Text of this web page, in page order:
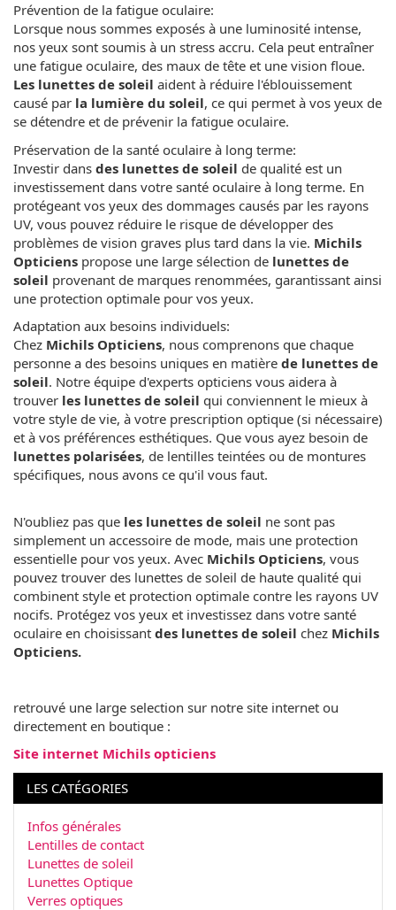
Prévention de la fatigue oculaire:
Lorsque nous sommes exposés à une luminosité intense,
nos yeux sont soumis à un stress accru. Cela peut entraîner
une fatigue oculaire, des maux de tête et une vision floue.
Les lunettes de soleil aident à réduire l'éblouissement
causé par la lumière du soleil, ce qui permet à vos yeux de
se détendre et de prévenir la fatigue oculaire.
Préservation de la santé oculaire à long terme:
Investir dans des lunettes de soleil de qualité est un
investissement dans votre santé oculaire à long terme. En
protégeant vos yeux des dommages causés par les rayons
UV, vous pouvez réduire le risque de développer des
problèmes de vision graves plus tard dans la vie. Michils
Opticiens propose une large sélection de lunettes de
soleil provenant de marques renommées, garantissant ainsi
une protection optimale pour vos yeux.
Adaptation aux besoins individuels:
Chez Michils Opticiens, nous comprenons que chaque
personne a des besoins uniques en matière de lunettes de
soleil. Notre équipe d'experts opticiens vous aidera à
trouver les lunettes de soleil qui conviennent le mieux à
votre style de vie, à votre prescription optique (si nécessaire)
et à vos préférences esthétiques. Que vous ayez besoin de
lunettes polarisées, de lentilles teintées ou de montures
spécifiques, nous avons ce qu'il vous faut.
N'oubliez pas que les lunettes de soleil ne sont pas
simplement un accessoire de mode, mais une protection
essentielle pour vos yeux. Avec Michils Opticiens, vous
pouvez trouver des lunettes de soleil de haute qualité qui
combinent style et protection optimale contre les rayons UV
nocifs. Protégez vos yeux et investissez dans votre santé
oculaire en choisissant des lunettes de soleil chez Michils
Opticiens.
retrouvé une large selection sur notre site internet ou
directement en boutique :
Site internet Michils opticiens
LES CATÉGORIES
Infos générales
Lentilles de contact
Lunettes de soleil
Lunettes Optique
Verres optiques